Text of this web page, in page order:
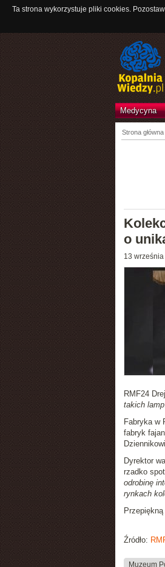
Ta strona wykorzystuje pliki cookies.
Medycyna
Strona główna
o
13
RMF24
takich lamp
Fabryka w
fabryk
Dyrektor
rzadko
odrobinę
rynkach
Źródło:
Muzeum